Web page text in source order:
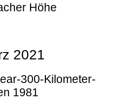
Höhe
2021
300-Kilometer-
1981